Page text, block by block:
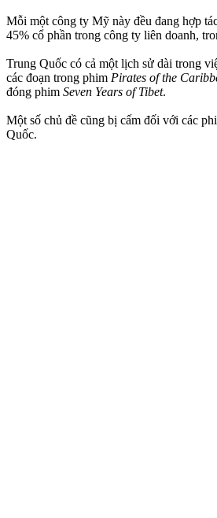
Mỗi một công ty Mỹ này đều đang hợp
45% cổ phần trong công ty liên doanh,
Trung Quốc có cả một lịch sử dài trong
các đoạn trong phim Pirates of the
đóng phim Seven Years of Tibet.
Một số chủ đề cũng bị cấm đối với các
Quốc.